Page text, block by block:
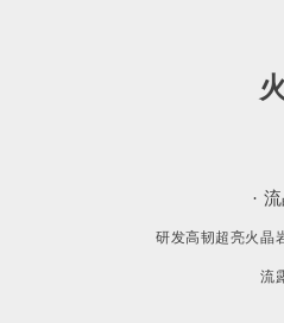
·
研发高韧超亮火晶
流